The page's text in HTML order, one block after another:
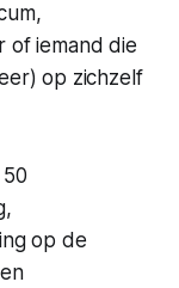
of iemand die
op zichzelf
op de